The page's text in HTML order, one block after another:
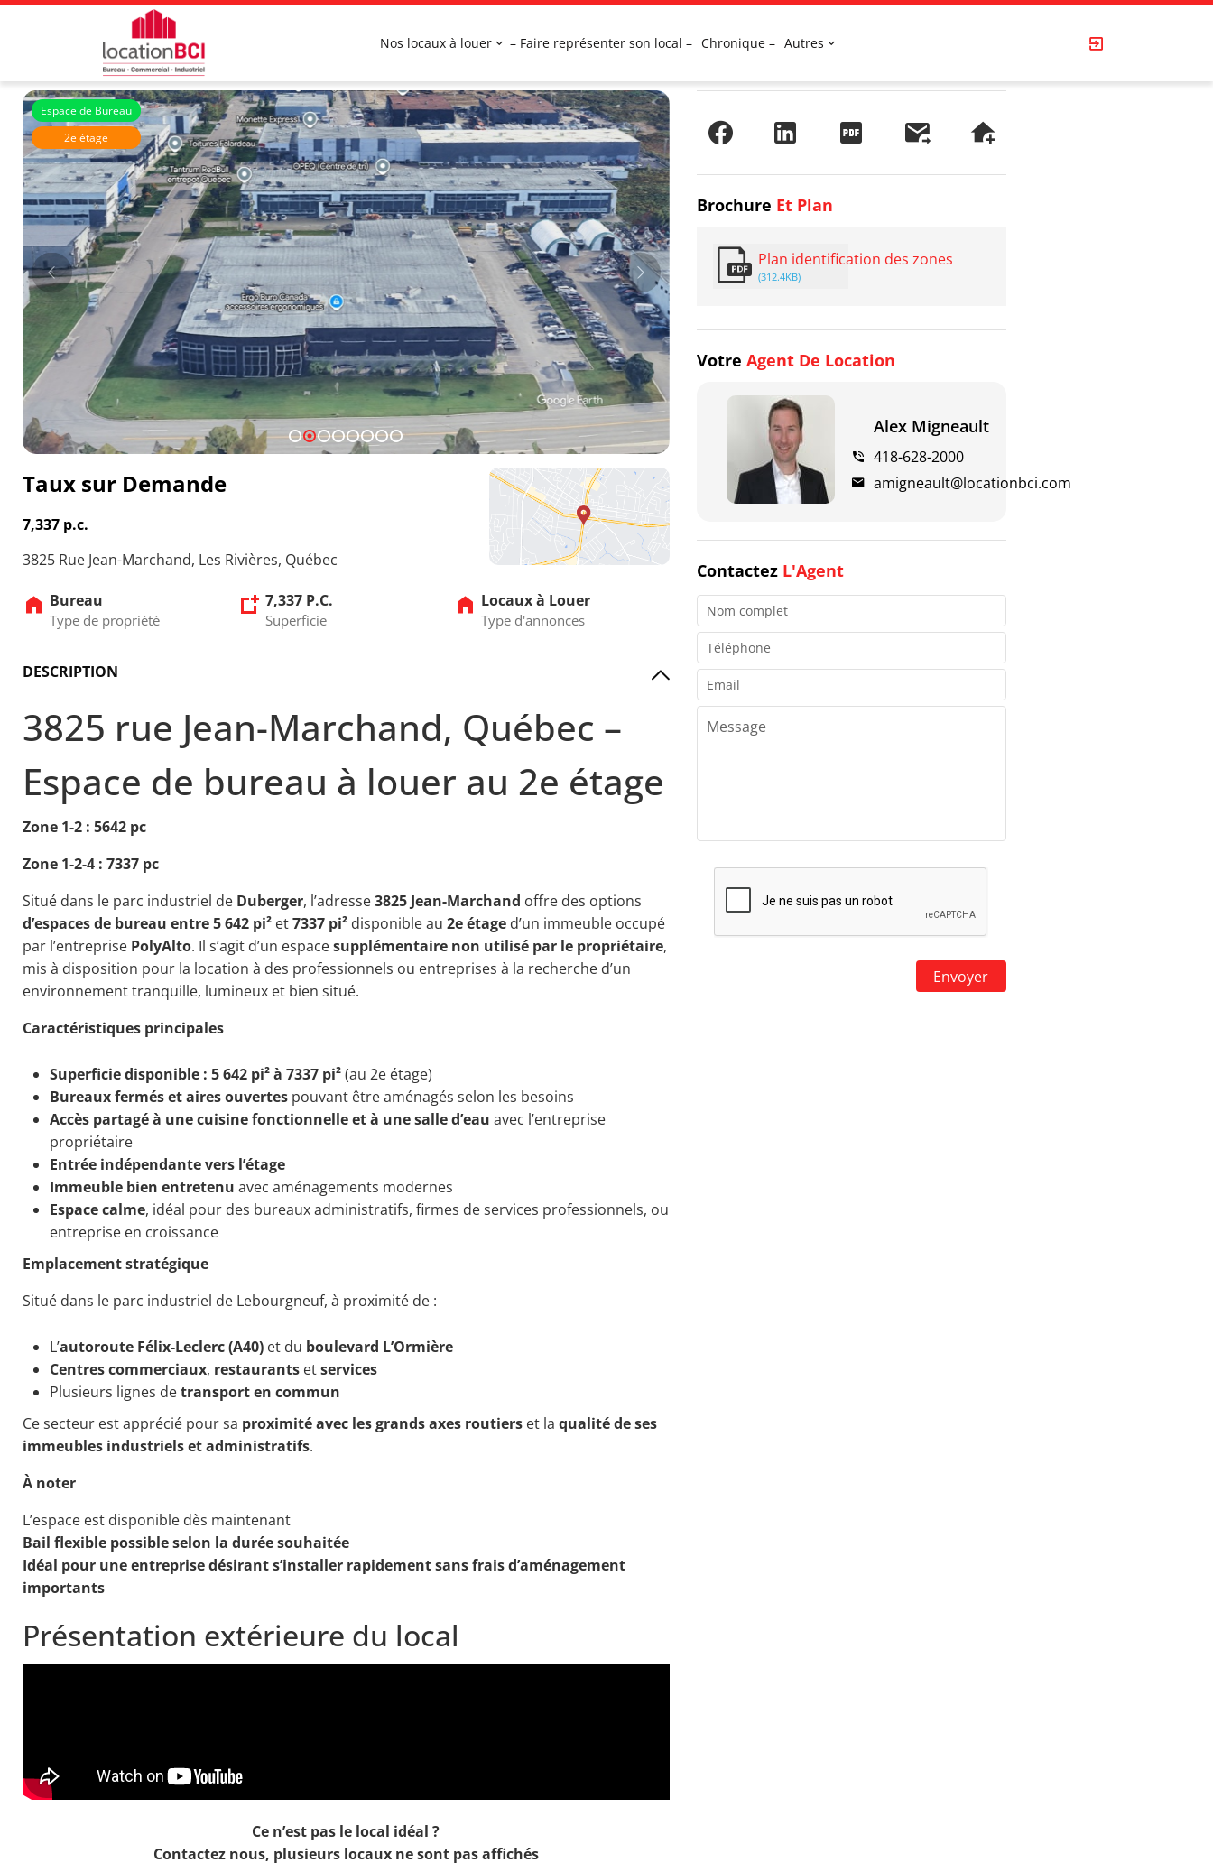
Nos locaux à louer – Faire représenter son local – Chronique – Autres
1 2 3 4 5 6 7 8
Espace de Bureau
2e étage
Taux sur Demande
7,337 p.c.
3825 Rue Jean-Marchand, Les Rivières, Québec
Bureau
Type de propriété
7,337 P.C.
Superficie
Locaux à Louer
Type d'annonces
DESCRIPTION
3825 rue Jean-Marchand, Québec –
Espace de bureau à louer au 2e étage
Zone 1-2 : 5642 pc
Zone 1-2-4 : 7337 pc
Situé dans le parc industriel de Duberger, l’adresse3825 Jean-Marchand offre des options
d’espaces de bureau entre 5 642 pi² et7337 pi² disponible au 2e étage d’un immeuble occupé
par l’entreprise PolyAlto. Il s’agit d’un espacesupplémentaire non utilisé par le propriétaire,
mis à disposition pour la location à des professionnels ou entreprises à la recherche d’un
environnement tranquille, lumineux et bien situé.
Caractéristiques principales
Superficie disponible : 5 642 pi² à 7337 pi²(au 2e étage)
Bureaux fermés et aires ouvertes pouvant être aménagés selon les besoins
Accès partagé à une cuisine fonctionnelle et à une salle d’eau avec l’entreprise
propriétaire
Entrée indépendante vers l’étage
Immeuble bien entretenu avec aménagements modernes
Espace calme, idéal pour des bureaux administratifs, firmes de services professionnels, ou
entreprise en croissance
Emplacement stratégique
Situé dans le parc industriel de Lebourgneuf, à proximité de :
L’autoroute Félix-Leclerc (A40) et du boulevard L’Ormière
Centres commerciaux, restaurants etservices
Plusieurs lignes detransport en commun
Ce secteur est apprécié pour sa proximité avec les grands axes routiers et la qualité de ses
immeubles industriels et administratifs.
À noter
L’espace est disponible dès maintenant
Bail flexible possible selon la durée souhaitée
Idéal pour une entreprise désirant s’installer rapidement sans frais d’aménagement
importants
Présentation extérieure du local
Ce n’est pas le local idéal ?
Contactez nous, plusieurs locaux ne sont pas affichés
Brochure Et Plan
Plan identification des zones
(312.4KB)
Votre Agent De Location
Alex Migneault
418-628-2000
amigneault@locationbci.com
ContactezL'Agent